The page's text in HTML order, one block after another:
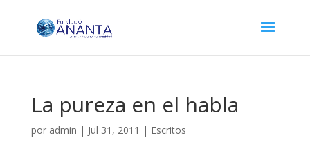
La pureza en el habla
por admin | Jul 31, 2011 | Escritos